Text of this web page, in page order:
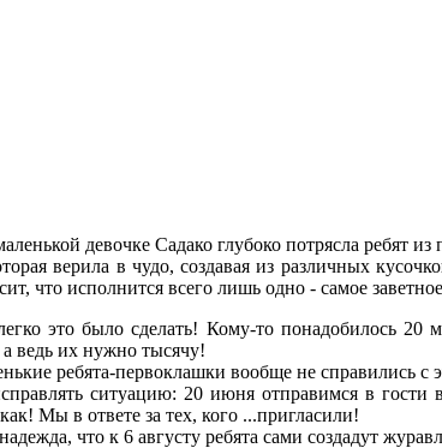
девочке Садако глубоко потрясла ребят
верила в чудо, создавая из различных
что исполнится всего лишь одно - самое
это было сделать! Кому-то понадобилось 20
ведь их нужно тысячу!
ребята-первоклашки вообще не справились с
ситуацию: 20 июня отправимся в
Мы в ответе за тех, кого ...пригласили!
что к 6 августу ребята сами создадут